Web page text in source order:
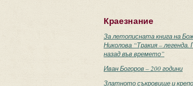
Краезнание
За летописната книга на
Николова “Тракия – легенда.
назад във времето”
Иван Богоров – 200 години
Златното съкровище и